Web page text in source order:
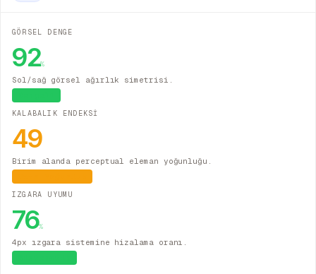
GÖRSEL DENGE
92%
Sol/sağ görsel ağırlık simetrisi.
KALABALIK ENDEKSİ
49
Birim alanda perceptual eleman yoğunluğu.
IZGARA UYUMU
76%
4px ızgara sistemine hizalama oranı.